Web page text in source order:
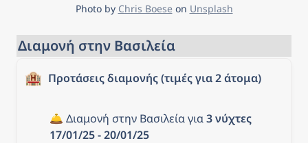
Photo by Chris Boese on Unsplash
Διαμονή στην Βασιλεία
🏨 Προτάσεις διαμονής (τιμές για 2 άτομα)
🛎️ Διαμονή στην Βασιλεία για 3 νύχτες
17/01/25 - 20/01/25